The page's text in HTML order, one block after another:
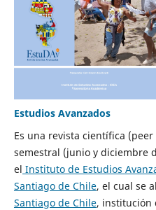
Estudios Avanzados
Es una revista científica
semestral (junio y diciembre
el Instituto de Estudios
Santiago de Chile, el cual se
Santiago de Chile, institución